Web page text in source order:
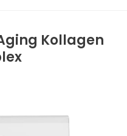
Kollagen